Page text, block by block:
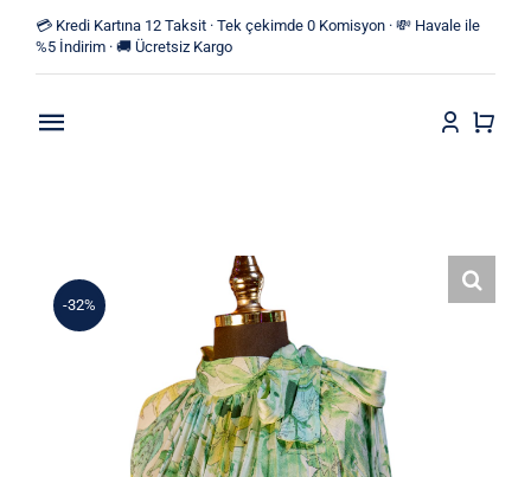
content
💳 Kredi Kartına 12 Taksit · Tek çekimde 0 Komisyon · 💸 Havale ile
%5 İndirim · 🚚 Ücretsiz Kargo
Toggle
Yeni Ürünler
-32%